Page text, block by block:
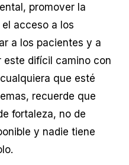
promover la
acceso a los
a los pacientes y a
este difícil camino con
que esté
recuerde que
fortaleza, no de
y nadie tiene